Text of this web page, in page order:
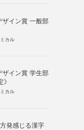
ザイン賞 一般部
カル
ザイン賞 学生部
カル
発感じる漢字